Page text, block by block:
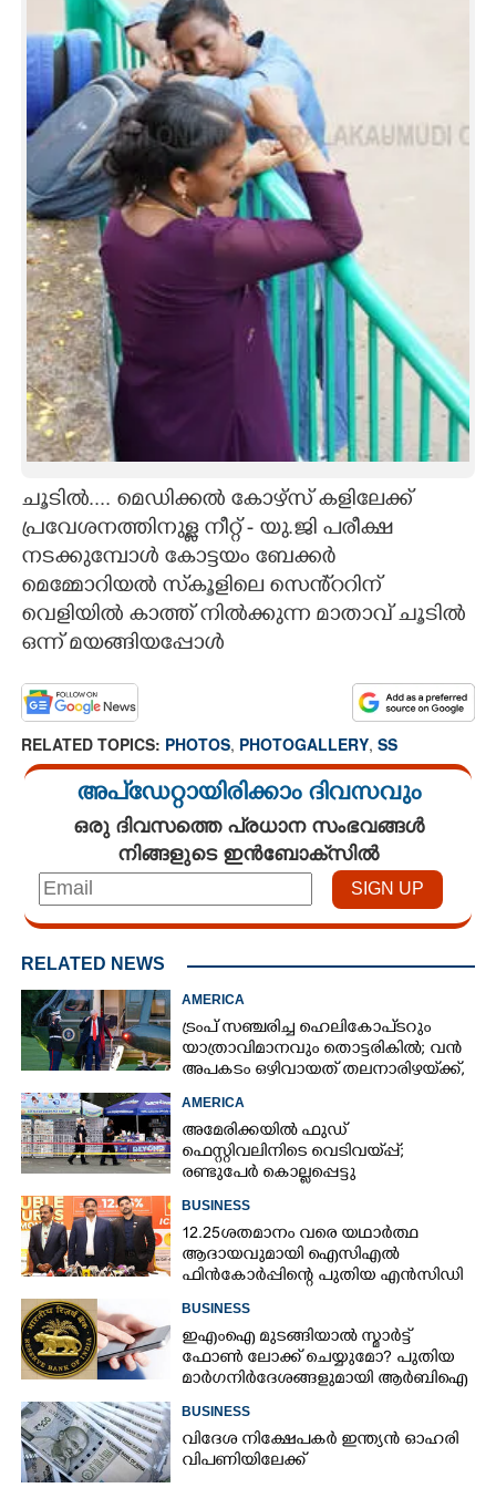
CARTOONS
LITERATURE
ZOOM
CONTACT US
ചൂടിൽ.... മെഡിക്കൽ കോഴ്സ് കളിലേക്ക്
പ്രവേശനത്തിനുള്ള നീറ്റ് - യു.ജി പരീക്ഷ
നടക്കുമ്പോൾ കോട്ടയം ബേക്കർ
മെമ്മോറിയൽ സ്‌കൂളിലെ സെൻ്ററിന്
വെളിയിൽ കാത്ത് നിൽക്കുന്ന മാതാവ് ചൂടിൽ
ഒന്ന് മയങ്ങിയപ്പോൾ
RELATED TOPICS: PHOTOS, PHOTOGALLERY, SS
അപ്ഡേറ്റായിരിക്കാം ദിവസവും
ഒരു ദിവസത്തെ പ്രധാന സംഭവങ്ങൾ
നിങ്ങളുടെ ഇൻബോക്സിൽ
RELATED NEWS
AMERICA
ട്രംപ് സഞ്ചരിച്ച ഹെലികോപ്‌ടറും
യാത്രാവിമാനവും തൊട്ടരികിൽ; വൻ
അപകടം ഒഴിവായത് തലനാരിഴയ്‌ക്ക്,
അന്വേഷണം
AMERICA
അമേരിക്കയിൽ ഫുഡ്
ഫെസ്റ്റിവലിനിടെ വെടിവയ്‌പ്പ്;
രണ്ടുപേർ കൊല്ലപ്പെട്ടു
BUSINESS
12.25ശതമാനം വരെ യഥാർത്ഥ
ആദായവുമായി ഐസിഎൽ
ഫിൻകോർപ്പിന്റെ പുതിയ എൻസിഡി
ഇഷ്യു ആരംഭിക്കുന്നു
BUSINESS
ഇഎംഐ മുടങ്ങിയാൽ സ്മാർട്ട്
ഫോൺ ലോക്ക് ചെയ്യുമോ? പുതിയ
മാർഗനിർദേശങ്ങളുമായി ആർബിഐ
BUSINESS
വിദേശ നിക്ഷേപകർ ഇന്ത്യൻ ഓഹരി
വിപണിയിലേക്ക്